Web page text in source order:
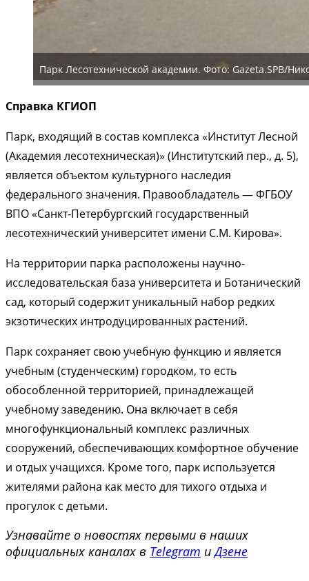
Парк Лесотехнической академии. Фото: Gazeta.SPB/
Справка КГИОП
Парк, входящий в состав комплекса «Институт Лесной
(Академия лесотехническая)» (Институтский пер., д. 5),
является объектом культурного наследия
федерального значения. Правообладатель — ФГБОУ
ВПО «Санкт-Петербургский государственный
лесотехнический университет имени С.М. Кирова».
На территории парка расположены научно-
исследовательская база университета и Ботанический
сад, который содержит уникальный набор редких
экзотических интродуцированных растений.
Парк сохраняет свою учебную функцию и является
учебным (студенческим) городком, то есть
обособленной территорией, принадлежащей
учебному заведению. Она включает в себя
многофункциональный комплекс различных
сооружений, обеспечивающих комфортное обучение
и отдых учащихся. Кроме того, парк используется
жителями района как место для тихого отдыха и
прогулок с детьми.
Узнавайте о новостях первыми в наших
официальных каналах в Telegram иДзене